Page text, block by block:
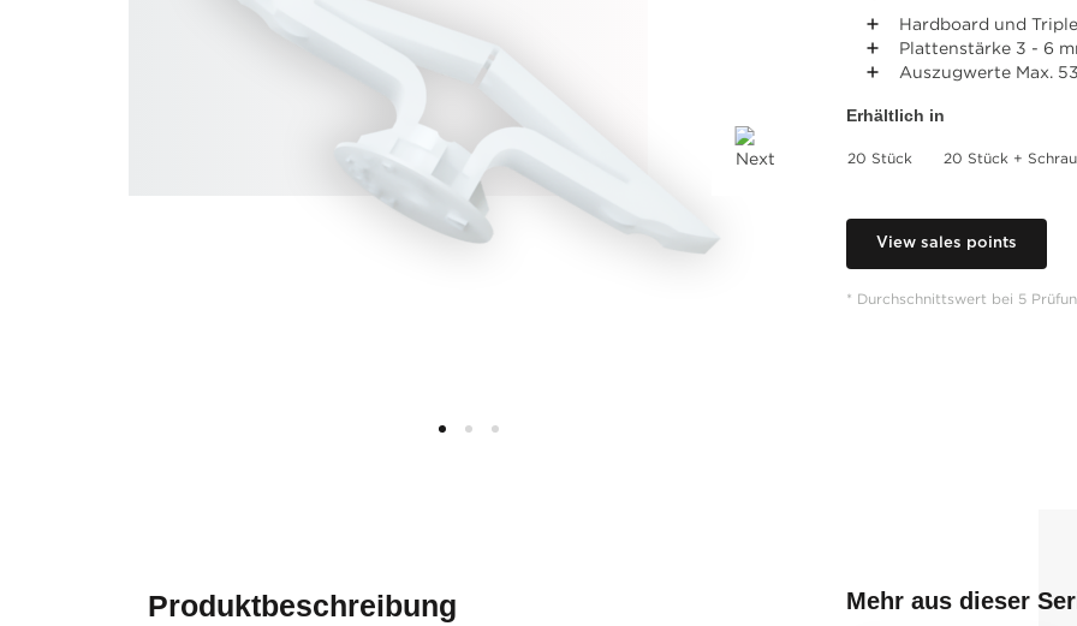
Hardboard und
Plattenstärke 3 - 6
Auszugwerte Max.
Erhältlich in
20 Stück 20 Stück +
View sales points
* Durchschnittswert bei 5
Produktbeschreibung Mehr aus dieser